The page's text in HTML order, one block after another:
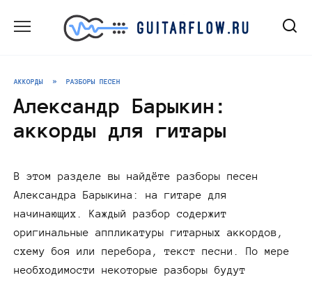
АККОРДЫ » РАЗБОРЫ ПЕСЕН
Александр Барыкин:
аккорды для гитары
В этом разделе вы найдёте разборы песен
Александра Барыкина: на гитаре для
начинающих. Каждый разбор содержит
оригинальные аппликатуры гитарных аккордов,
схему боя или перебора, текст песни. По мере
необходимости некоторые разборы будут